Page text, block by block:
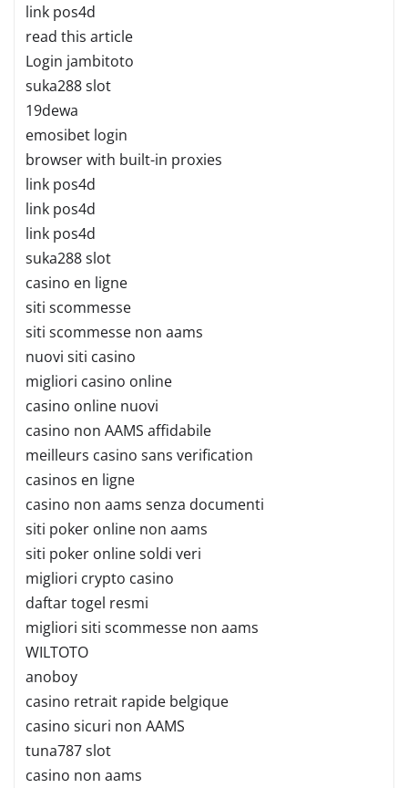
link pos4d
read this article
Login jambitoto
suka288 slot
19dewa
emosibet login
browser with built-in proxies
link pos4d
link pos4d
link pos4d
suka288 slot
casino en ligne
siti scommesse
siti scommesse non aams
nuovi siti casino
migliori casino online
casino online nuovi
casino non AAMS affidabile
meilleurs casino sans verification
casinos en ligne
casino non aams senza documenti
siti poker online non aams
siti poker online soldi veri
migliori crypto casino
daftar togel resmi
migliori siti scommesse non aams
WILTOTO
anoboy
casino retrait rapide belgique
casino sicuri non AAMS
tuna787 slot
casino non aams